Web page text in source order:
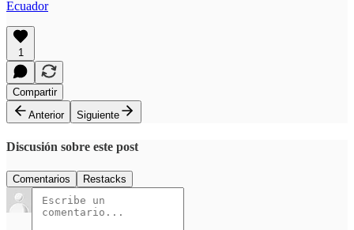
Ecuador
1
Compartir
Anterior
Siguiente
Discusión sobre este post
Comentarios Restacks